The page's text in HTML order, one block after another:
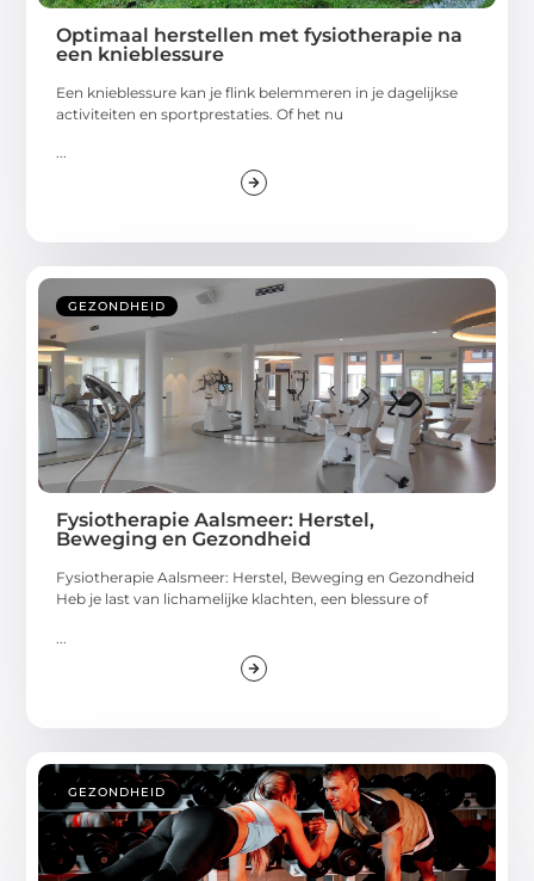
Optimaal herstellen met fysiotherapie na
een knieblessure
Een knieblessure kan je flink belemmeren in je dagelijkse
activiteiten en sportprestaties. Of het nu
...
GEZONDHEID
Fysiotherapie Aalsmeer: Herstel,
Beweging en Gezondheid
Fysiotherapie Aalsmeer: Herstel, Beweging en Gezondheid
Heb je last van lichamelijke klachten, een blessure of
GEZONDHEID